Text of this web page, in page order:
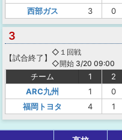
西部ガス
3 0
3
【試合終了 】
◇１回戦
◇開始 3/20 09:00
チーム 1 2
ARC九州
1 0
福岡トヨタ
4 1